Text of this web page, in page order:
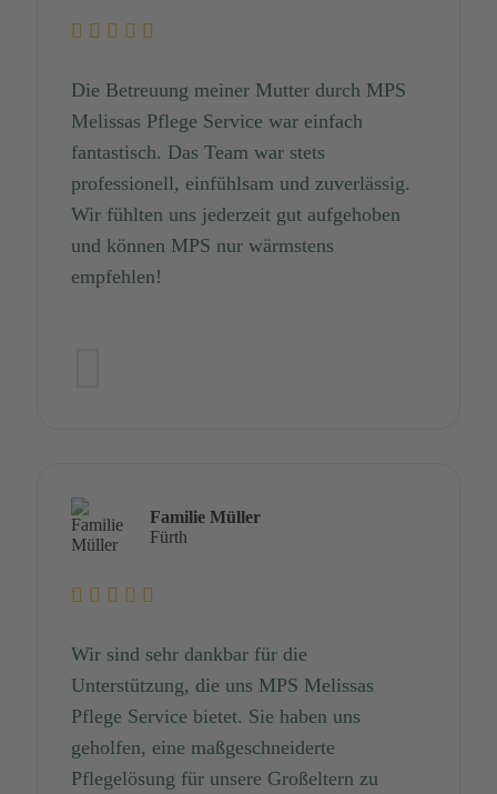
Die Betreuung meiner Mutter durch MPS
Melissas Pflege Service war einfach
fantastisch. Das Team war stets
professionell, einfühlsam und zuverlässig.
Wir fühlten uns jederzeit gut aufgehoben
und können MPS nur wärmstens
empfehlen!
Familie Müller
Fürth
Wir sind sehr dankbar für die
Unterstützung, die uns MPS Melissas
Pflege Service bietet. Sie haben uns
geholfen, eine maßgeschneiderte
Pflegelösung für unsere Großeltern zu